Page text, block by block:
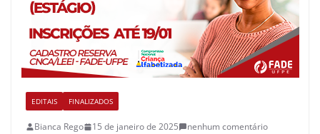
EDITAIS FINALIZADOS
Bianca Rego 15 de janeiro de 2025
nenhum comentário